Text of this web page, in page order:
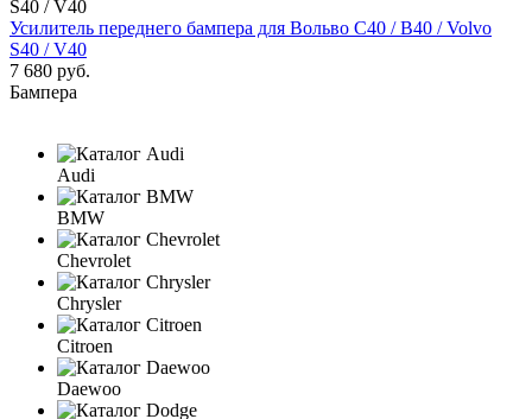
Усилитель переднего бампера для Вольво С40 / В40 / Volvo
S40 / V40
7 680 руб.
Бампера
Audi
BMW
Chevrolet
Chrysler
Citroen
Daewoo